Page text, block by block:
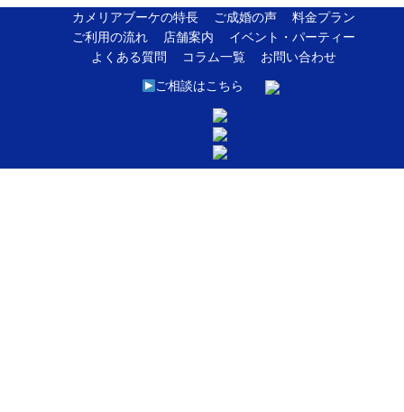
カメリアブーケの特長 ご成婚の声
料金プラン
ご利用の流れ
店舗案内
イベント・パーティー
よくある質問
コラム一覧 お問い合わせ
ご相談はこちら